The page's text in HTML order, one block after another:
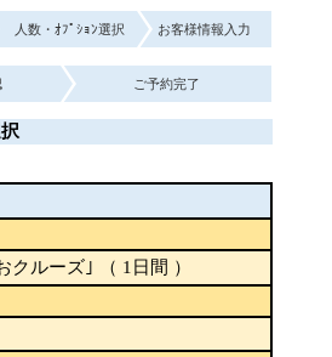
人数・ｵﾌﾟｼｮﾝ選択 お客様情報入力
ご予約完了
クルーズ｣ （ 1日間 ）